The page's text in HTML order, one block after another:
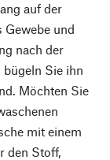
auf der
Gewebe und
nach der
Sie ihn
Möchten Sie
mit einem
den Stoff,